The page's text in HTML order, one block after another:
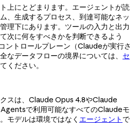
上にとどまります。エージェントが読
、生成するプロセス、到達可能なネッ
理下にあります。ツールの入力と出力
次に何をすべきかを判断できるよう
ントロールプレーン（Claudeが実行さ
なデータフローの境界については、 セ
ください。
スは、Claude Opus 4.8やClaude
で利用可能なすべてのClaudeモ
モデルは環境ではなく エージェント で